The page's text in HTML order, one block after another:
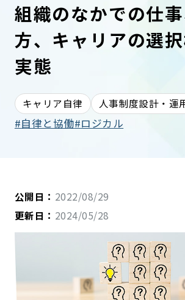
組織のなかでの仕
方、キャリアの選
実態
キャリア自律 人事制度設計・運
自律と協働 ロジカル
公開日： 2022/08/29
更新日： 2024/05/28